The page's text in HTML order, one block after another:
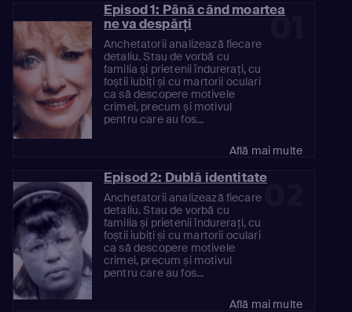
01
Episod 1: Până când moartea
ne va despărți
Anchetatorii analizează fiecare
detaliu. Stau de vorbă cu
familia și prietenii îndurerați, cu
foștii iubiți și cu martorii oculari
ca să descopere motivele
crimei, precum și motivul
pentru care au fos...
Află mai multe
02
Episod 2: Dublă identitate
Anchetatorii analizează fiecare
detaliu. Stau de vorbă cu
familia și prietenii îndurerați, cu
foștii iubiți și cu martorii oculari
ca să descopere motivele
crimei, precum și motivul
pentru care au fos...
Află mai multe